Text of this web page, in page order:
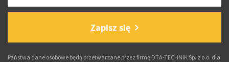
Zapisz się
Państwa dane osobowe będą przetwarzane przez firmę DTA-TECHNIK Sp. z o.o. dla